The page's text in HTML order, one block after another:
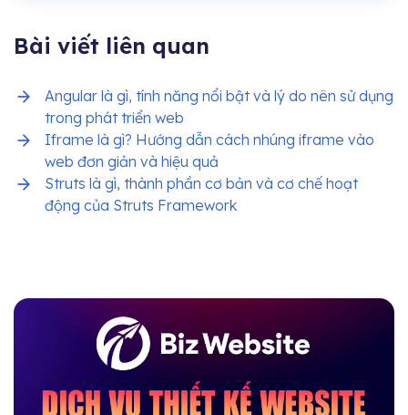
Bài viết liên quan
Angular là gì, tính năng nổi bật và lý do nên sử dụng
trong phát triển web
Iframe là gì? Hướng dẫn cách nhúng iframe vào
web đơn giản và hiệu quả
Struts là gì, thành phần cơ bản và cơ chế hoạt
động của Struts Framework